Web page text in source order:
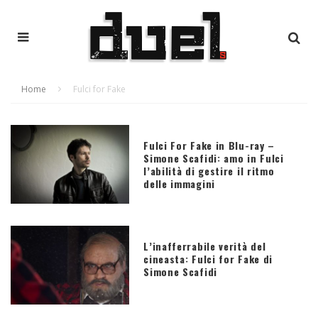
Home Fulci for Fake
Fulci For Fake in Blu-ray –
Simone Scafidi: amo in Fulci
l’abilità di gestire il ritmo
delle immagini
L’inafferrabile verità del
cineasta: Fulci for Fake di
Simone Scafidi